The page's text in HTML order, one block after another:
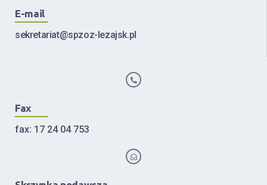
E-mail
sekretariat@spzoz-lezajsk.pl
Fax
fax: 17 24 04 753